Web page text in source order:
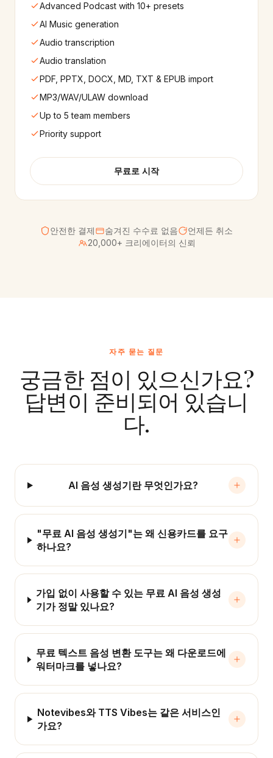
Advanced Podcast with 10+ presets
AI Music generation
Audio transcription
Audio translation
PDF, PPTX, DOCX, MD, TXT & EPUB import
MP3/WAV/ULAW download
Up to 5 team members
Priority support
무료로 시작
안전한 결제 숨겨진 수수료 없음
언제든 취소
20,000+ 크리에이터의 신뢰
자주 묻는 질문
궁금한 점이 있으신가요?
답변이 준비되어 있습니
다.
AI 음성 생성기란 무엇인가요?
"무료 AI 음성 생성기"는 왜 신용카드를 요구
하나요?
가입 없이 사용할 수 있는 무료 AI 음성 생성
기가 정말 있나요?
무료 텍스트 음성 변환 도구는 왜 다운로드에
워터마크를 넣나요?
Notevibes와 TTS Vibes는 같은 서비스인
가요?